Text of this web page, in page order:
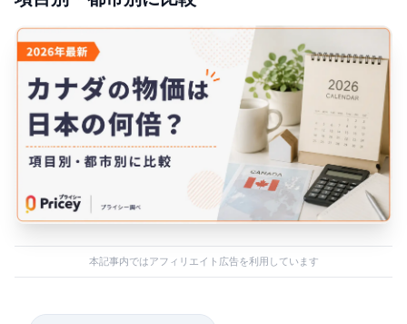
本記事内ではアフィリエイト広告を利用しています